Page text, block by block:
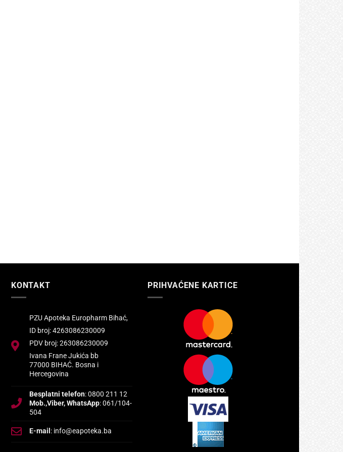
KONTAKT
PZU Apoteka Europharm Bihać,
ID broj: 4263086230009
PDV broj: 263086230009
Ivana Frane Jukića bb
77000 BIHAĆ. Bosna i
Hercegovina
Besplatni telefon: 0800 211 12
Mob.,Viber, WhatsApp: 061/104-
504
E-mail : info@eapoteka.ba
PRIHVAĆENE KARTICE